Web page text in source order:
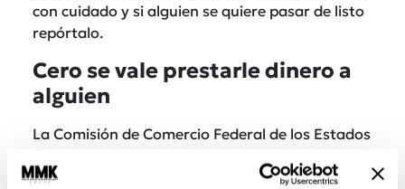
con cuidado y si alguien se quiere pasar de listo
repórtalo.
Cero se vale prestarle dinero a
alguien
La Comisión de Comercio Federal de los Estados
y en redes sociales pidiéndole a la gente que